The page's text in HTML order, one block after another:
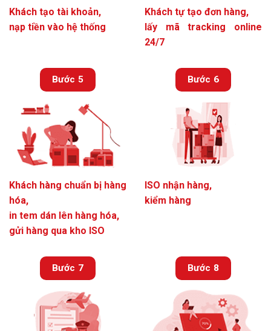
Khách tạo tài khoản,
nạp tiền vào hệ thống
Khách tự tạo đơn hàng,
lấy mã tracking online
24/7
Bước 5
Khách hàng chuẩn bị hàng
hóa,
in tem dán lên hàng hóa,
gửi hàng qua kho ISO
Bước 6
ISO nhận hàng,
kiểm hàng
Bước 7 Bước 8